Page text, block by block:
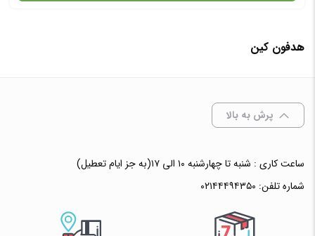
گارانتی
✧ چت با پشتیبان واتس آپ
هدفون کین
پرش به بالا
ساعت کاری : شنبه تا چهارشنبه ۱۰ الی ۱۷(به جز ایام تعطیل)
شماره تلفن: ۰۲۱۴۴۴۹۴۳۵۰